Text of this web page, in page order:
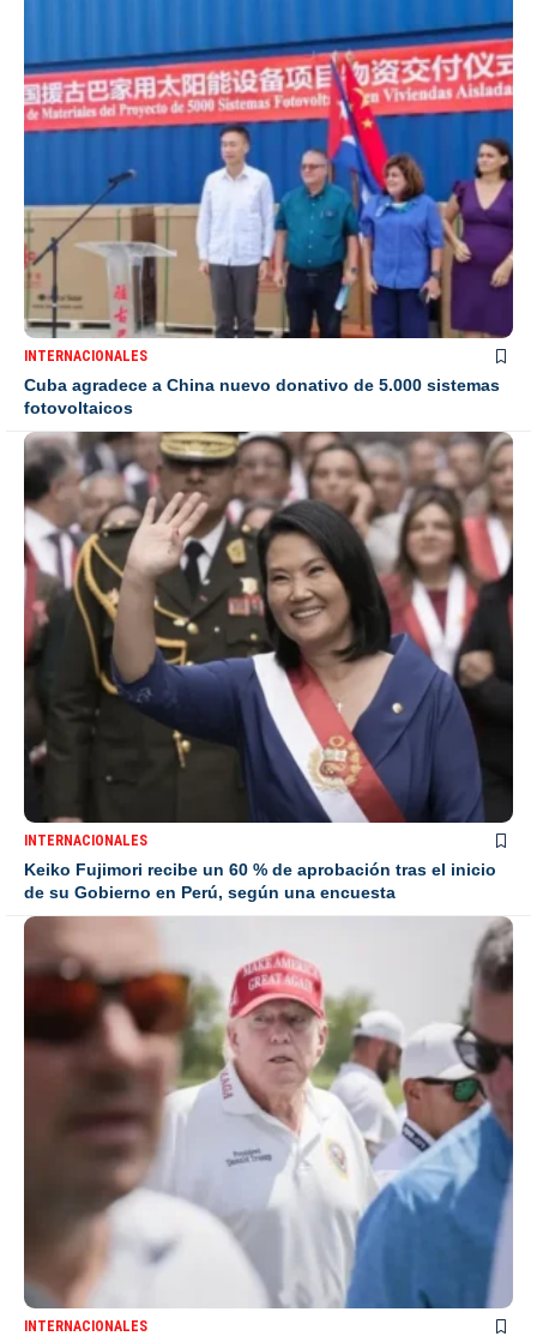
INTERNACIONALES
Cuba agradece a China nuevo donativo de 5.000 sistemas
fotovoltaicos
INTERNACIONALES
Keiko Fujimori recibe un 60 % de aprobación tras el inicio
de su Gobierno en Perú, según una encuesta
INTERNACIONALES